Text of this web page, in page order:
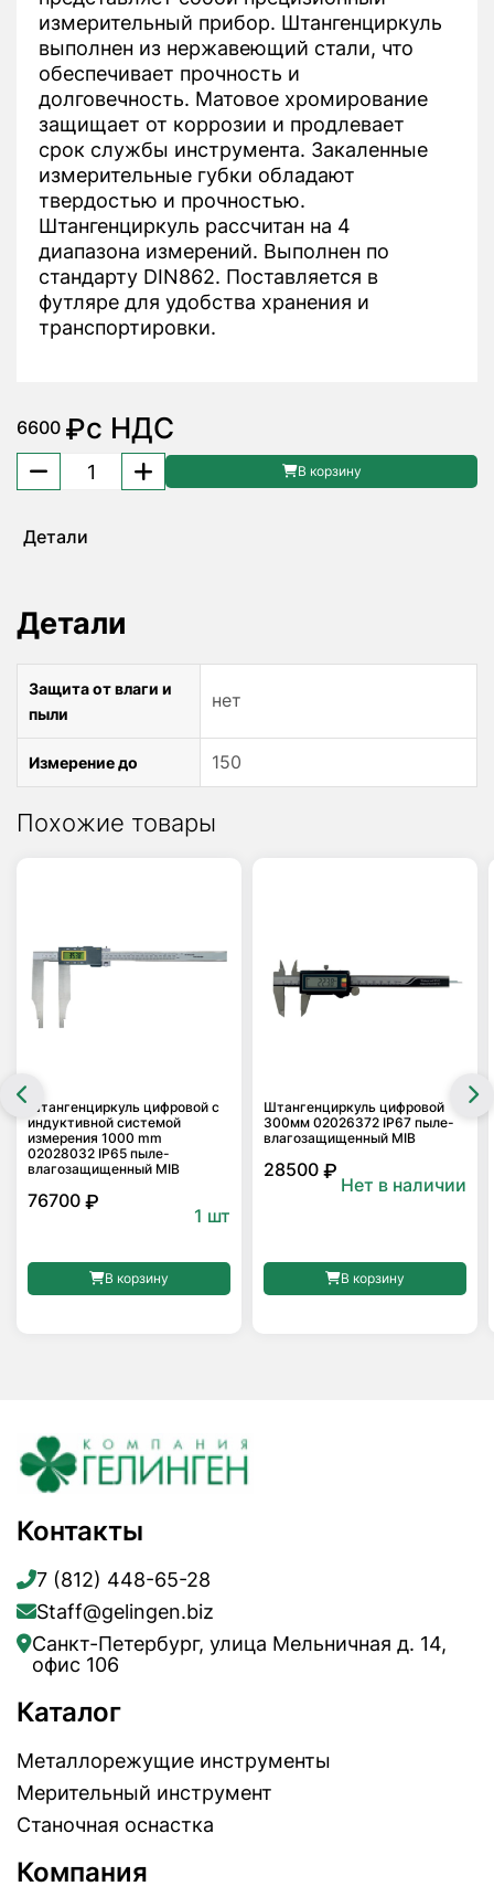
измерительный прибор. Штангенциркуль
выполнен из нержавеющий стали, что
обеспечивает прочность и
долговечность. Матовое хромирование
защищает от коррозии и продлевает
срок службы инструмента. Закаленные
измерительные губки обладают
твердостью и прочностью.
Штангенциркуль рассчитан на 4
диапазона измерений. Выполнен по
стандарту DIN862. Поставляется в
футляре для удобства хранения и
транспортировки.
6600 ₽с НДС
Количество
товара
цифровой
большим
дисплеем
MIB
В корзину
Детали
Детали
Защита от влаги и
пыли
нет
Измерение до 150
Похожие товары
Штангенциркуль цифровой с
индуктивной системой
измерения 1000 mm
02028032 IP65 пыле-
влагозащищенный MIB
76700 ₽
1 шт
В корзину
Штангенциркуль цифровой
300мм 02026372 IP67 пыле-
влагозащищенный MIB
28500 ₽
Нет в наличии
В корзину
Контакты
7 (812) 448-65-28
Staff@gelingen.biz
Санкт-Петербург, улица Мельничная д. 14,
офис 106
Каталог
Металлорежущие инструменты
Мерительный инструмент
Станочная оснастка
Компания